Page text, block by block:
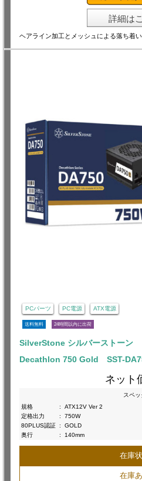
詳細は
ヘアライン加工とメッシュによる落ち着
PCパーツ PC電源 ATX電源
送料無料 24時間以内に出荷
SilverStone シルバーストーン
Decathlon 750 Gold SST-
ネット
スペッ
規格
:
ATX12V Ver 2
定格出力
:
750W
80PLUS認証 :
GOLD
奥行
: 140mm
在庫
在庫